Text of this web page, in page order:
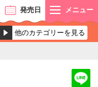
発売日 メニュー